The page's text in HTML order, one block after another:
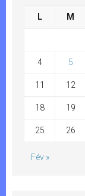
L M
4 5
11 12
18 19
25 26
Fév »